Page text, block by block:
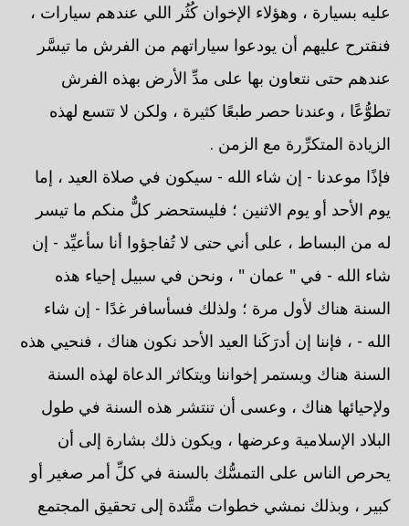
عليه بسيارة ، وهؤلاء الإخوان كُثُر اللي عندهم سيارات ،
فنقترح عليهم أن يودعوا سياراتهم من الفرش ما تيسَّر
عندهم حتى نتعاون بها على مدِّ الأرض بهذه الفرش
تطوُّعًا ، وعندنا حصر طبعًا كثيرة ، ولكن لا تتسع لهذه
الزيادة المتكرِّرة مع الزمن .
فإذًا موعدنا - إن شاء الله - سيكون في صلاة العيد ، إما
يوم الأحد أو يوم الاثنين ؛ فليستحضر كلٌّ منكم ما تيسر
له من البساط ، على أني حتى لا تُفاجؤوا أنا سأعيِّد - إن
شاء الله - في " عمان " ، ونحن في سبيل إحياء هذه
السنة هناك لأول مرة ؛ ولذلك فسأسافر غدًا - إن شاء
الله - ، فإننا إن أدرَكَنا العيد الأحد نكون هناك ، فنحيي هذه
السنة هناك ويستمر إخواننا ويتكاثر الدعاة لهذه السنة
ولإحيائها هناك ، وعسى أن تنتشر هذه السنة في طول
البلاد الإسلامية وعرضها ، ويكون ذلك بشارة إلى أن
يحرص الناس على التمسُّك بالسنة في كلِّ أمر صغير أو
كبير ، وبذلك نمشي خطوات متَّئدة إلى تحقيق المجتمع